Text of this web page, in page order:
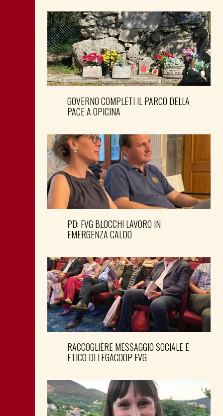
GOVERNO COMPLETI IL PARCO DELLA
PACE A OPICINA
PD: FVG BLOCCHI LAVORO IN
EMERGENZA CALDO
RACCOGLIERE MESSAGGIO SOCIALE E
ETICO DI LEGACOOP FVG